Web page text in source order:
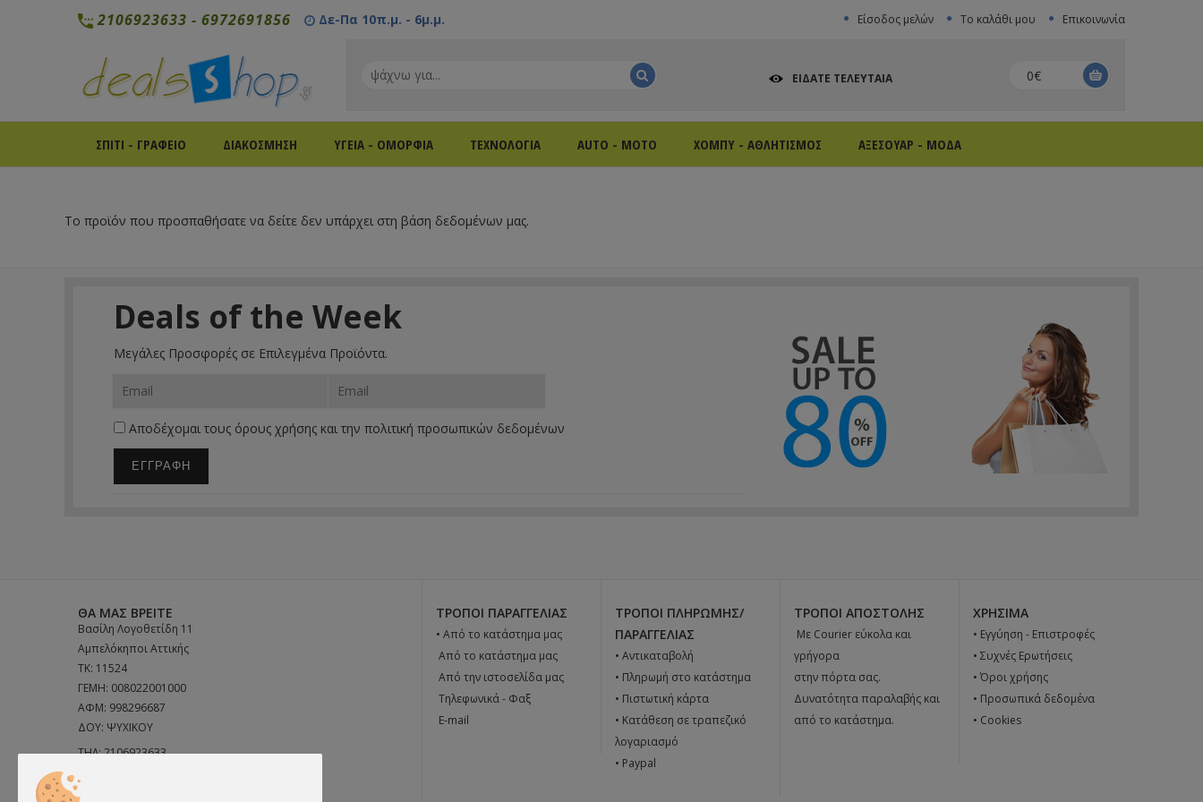
2106923633 - 6972691856 Δε-Πα 10π.μ. - 6μ.μ. Είσοδος μελών Το καλάθι μου Επικοινωνία
ΕΙΔΑΤΕ ΤΕΛΕΥΤΑΙΑ 0€
ΣΠΙΤΙ - ΓΡΑΦΕΙΟ ΔΙΑΚΟΣΜΗΣΗ ΥΓΕΙΑ - ΟΜΟΡΦΙΑ ΤΕΧΝΟΛΟΓΙΑ AUTO - MOTO ΧΟΜΠΥ - ΑΘΛΗΤΙΣΜΟΣ ΑΞΕΣΟΥΑΡ - ΜΟΔΑ
Το προϊόν που προσπαθήσατε να δείτε δεν υπάρχει στη βάση δεδομένων μας.
Deals of the Week
Μεγάλες Προσφορές σε Επιλεγμένα Προϊόντα.
Αποδέχομαι τους όρους χρήσης και την πολιτική προσωπικών δεδομένων
ΕΓΓΡΑΦΗ
ΘΑ ΜΑΣ ΒΡΕΊΤΕ
Βασίλη Λογοθετίδη 11
Αμπελόκηποι Αττικής
ΤΚ: 11524
ΓΕΜΗ: 008022001000
ΑΦΜ: 998296687
ΔΟΥ: ΨΥΧΙΚΟΥ
ΤΗΛ:2106923633
ΤΡΌΠΟΙ ΠΑΡΑΓΓΕΛΊΑΣ
• Από το κατάστημα μας
 Από το κατάστημα μας
 Από την ιστοσελίδα μας
 Tηλεφωνικά - Φαξ
 E-mail
ΤΡΌΠΟΙ ΠΛΗΡΩΜΉΣ/
ΠΑΡΑΓΓΕΛΊΑΣ
• Αντικαταβολή
• Πληρωμή στο κατάστημα
• Πιστωτική κάρτα
• Κατάθεση σε τραπεζικό
λογαριασμό
• Paypal
ΤΡΌΠΟΙ ΑΠΟΣΤΟΛΉΣ
 Με Courier εύκολα και
γρήγορα
στην πόρτα σας.
Δυνατότητα παραλαβής και
από το κατάστημα.
ΧΡΉΣΙΜΑ
• Εγγύηση - Επιστροφές
• Συχνές Ερωτήσεις
• Όροι χρήσης
• Προσωπικά δεδομένα
• Cookies